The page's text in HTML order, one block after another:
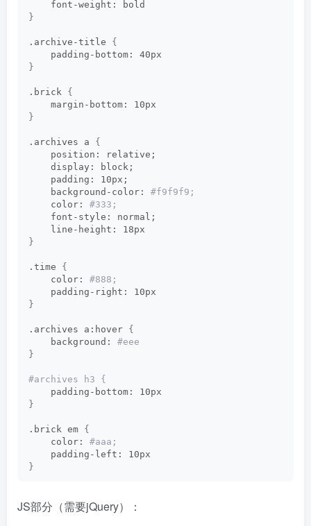
    font-weight: bold
}
.archive-title {
    padding-bottom: 40px
}
.brick {
    margin-bottom: 10px
}
.archives a {
    position: relative;
    display: block;
    padding: 10px;
    background-color:
#f9f9f9;
    color:
#333;
    font-style: normal;
    line-height: 18px
}
.time {
    color:
#888;
    padding-right: 10px
}
.archives a:hover {
    background:
#eee
}
#archives h3 {
    padding-bottom: 10px
}
.brick em {
    color:
#aaa;
    padding-left: 10px
}
​​‌‌​​​‌‌​‌​​‌‌‍​‌​‌‌‌​​‌‌‌‌​‌​‍​‌​​‌​​​‌​​​‌‌​‍​‌​‌‌​​​‌‌​​​​​‍​​‌​‌‌‌‌‌‌‌‌​​​‍​‌‌​​‌‌‌​‌‌​​‌‌‌‍​‌‌​​​‌‌‌​​​‌​‌‍​​‌‌‌‌‌‌‌‌​​‌‌‍​‌‌​​​‌‌‌​​​‌​‌‍‌​​​‌​‌‌‍‌​​​​‌‌​‍‌​​​‌‌‌‌‍‌​​‌‌​‌​‍‌​​‌‌‌​​‍‌​​‌​‌‌‌‍‌​​‌​​​​‍​​‌​​‌​​​​​​‌​​‍​‌​‌‌​‌​‌​‌‌‌‌‌‍​‌​​​​​‌​‌​‌‌​‌‍​​‌​‌‌‌‌​​‌‌‌​​‍​‌‌​​‌‌‌‌​​​‌​‌​‍​‌‌​‌​​​‌​​‌‌‌​‌‍​​‌‌‌‌‌‌‌‌​​‌​‍​​​​​​​​‌‌‌‌​​‌‌‍​​​‌​‌​‌‌​​‌‌‌​‍‌​​‌​‌​‌‍‌​​‌​​​​‍‌​​​‌​‌​‍‌​​​‌‌​‌‍‌​​‌​​​‌‍‌​​‌‌​‌​‍‌​​​​‌‌​‍‌‌​‌​​​‌‍‌​​‌‌‌‌​‍‌​​‌‌​‌‌‍​‌‌​​​‌​‌‌‌​​​‌‍‌‌​​‌‌​‌‍‌‌​​‌‌‌‌‍‌‌​​‌‌‌​‍‌‌​​‌​‌​‍‌‌​‌​​‌​‍‌‌​​‌‌‌​‍‌‌​​‌‌‌‌‍‌‌​‌​​‌​‍‌‌​​‌‌​‌‍‌‌​​‌‌​​‍​‌​‌‌​‌‌‌‌​​‌​​‍​‌‌​​​​‌​‌​​​‌‌‍​​​​​​​​‌‌‌‌​​‌‌‍​‌​‌‌​​​‌‌​​​​​‍​​‌‌​‌​​‌‌‌‌​​​‍​‌​‌​​​‌‌​​‌‌‌‌‍​‌​‌​​​‌​‌‌‌‌‌‌‍​​​​​​​​‌‌‌​​‌​‌‍‌​​‌​‌‌‌‍‌​​​‌​‌‌‍‌​​​‌​‌‌‍‌​​​‌‌‌‌‍‌​​​‌‌​​‍‌‌​​​‌​‌‍‌​‌​​​‌‌‍‌​‌​​​‌‌‍‌​​‌​‌‌​‍‌​​‌​​‌​‍‌​​‌​‌​‌‍‌​​‌‌‌‌​‍‌​​‌‌​‌‌‍‌‌​‌​​​‌‍‌​​‌‌‌​​‍‌​​‌​​​‌‍‌​‌​​​‌‌‍‌​​‌‌‌‌​‍‌​​​‌‌​‌‍‌​​‌‌‌​​‍‌​​‌​‌‌‌‍‌​​‌​‌‌​‍‌​​​‌​​‌‍‌​​‌‌​‌​‍‌​​​‌‌​​‍‌​‌​​​‌‌‍‌​​‌‌‌​​‍‌​​‌​​​​‍‌​​‌‌​‌‌‍‌​​‌‌​‌​‍‌​‌​​​‌‌‍‌​​‌‌‌‌​‍‌​​‌‌​‌‌‍‌​​‌‌​‌‌‍‌‌​‌​​‌​‍‌​​‌‌‌‌​‍‌​​​‌‌​‌‍‌​​‌‌‌​​‍‌​​‌​‌‌‌‍‌​​‌​‌‌​‍‌​​​‌​​‌‍‌​​‌‌​‌​‍‌‌​‌​​‌​‍‌​​​‌‌‌‌‍‌​​‌‌‌‌​‍‌​​‌‌​​​‍‌​​‌‌​‌​‍‌​​​‌‌​​‍‌‌​‌​​‌​‍‌​​‌‌​​‌‍‌​​‌​​​​‍‌​​​‌‌​‌‍‌‌​‌​​‌​‍‌​​​‌​‌‌‍‌​​​​‌‌​‍‌​​​‌‌‌‌‍‌​​‌‌​‌​‍‌​​‌‌‌​​‍‌​​‌​‌‌‌‍‌​JS部分（需要jQuery）：